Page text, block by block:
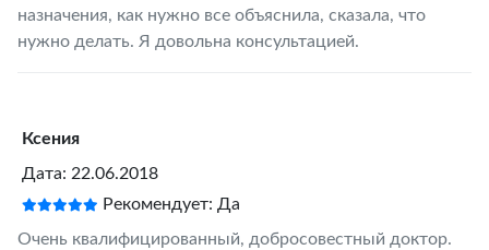
назначения, как нужно все объяснила, сказала, что
нужно делать. Я довольна консультацией.
Ксения
Дата: 22.06.2018
Рекомендует: Да
Очень квалифицированный, добросовестный доктор.